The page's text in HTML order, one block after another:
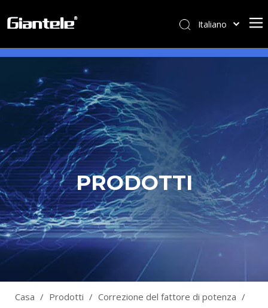
Italiano
ไทย
Pусский
العربية
简体中文
English
PRODOTTI
Casa / Prodotti / Correzione del fattore di potenza /